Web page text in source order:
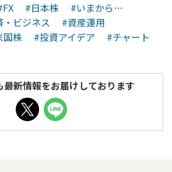
#日本株
#いまから…
・ビジネス
#資産運用
国株 #投資アイデア
#チャート
最新情報をお届けしております